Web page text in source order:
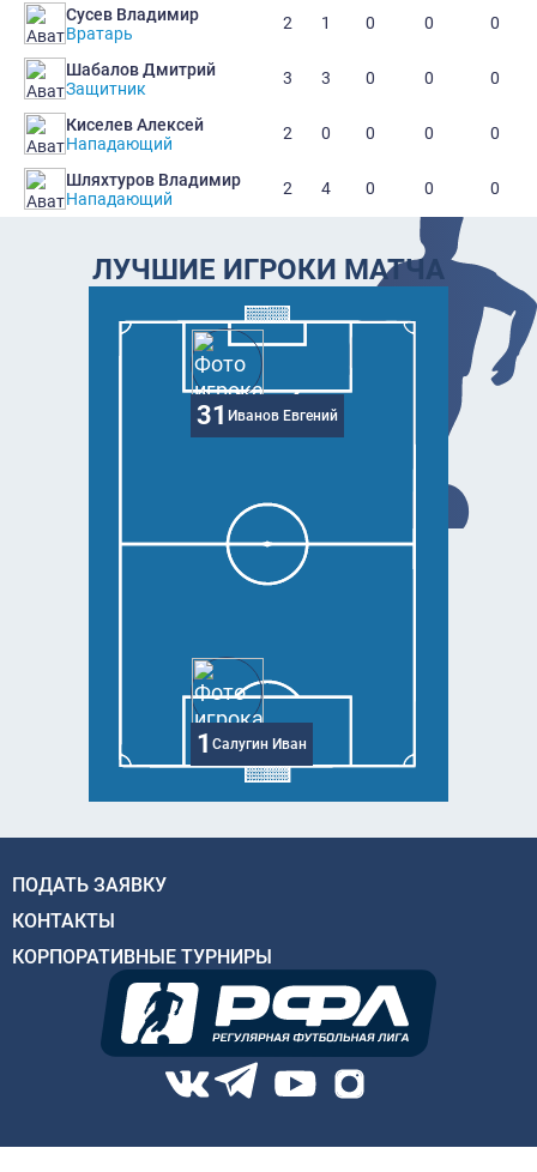
Сусев Владимир
Вратарь
2 1 0 0 0
Шабалов Дмитрий
Защитник
3 3 0 0 0
Киселев Алексей
Нападающий
2 0 0 0 0
Шляхтуров Владимир
Нападающий
2 4 0 0 0
ЛУЧШИЕ ИГРОКИ МАТЧА
31 Иванов Евгений
1 Салугин Иван
ПОДАТЬ ЗАЯВКУ
КОНТАКТЫ
КОРПОРАТИВНЫЕ ТУРНИРЫ